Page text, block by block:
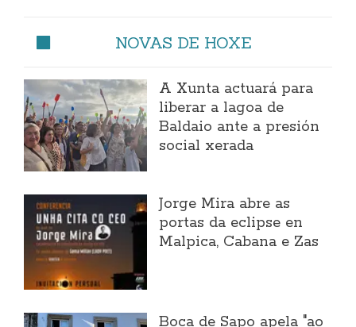
NOVAS DE HOXE
A Xunta actuará para
liberar a lagoa de
Baldaio ante a presión
social xerada
Jorge Mira abre as
portas da eclipse en
Malpica, Cabana e Zas
Boca de Sapo apela "ao